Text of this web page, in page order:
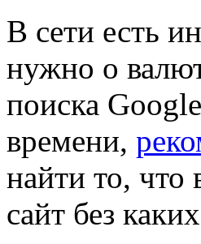
В сети есть
нужно о
поиска
времени,
найти то,
сайт без